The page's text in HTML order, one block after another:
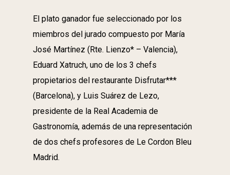
El plato ganador fue seleccionado por los
miembros del jurado compuesto por María
José Martínez (Rte. Lienzo* – Valencia),
Eduard Xatruch, uno de los 3 chefs
propietarios del restaurante Disfrutar***
(Barcelona), y Luis Suárez de Lezo,
presidente de la Real Academia de
Gastronomía, además de una representación
de dos chefs profesores de Le Cordon Bleu
Madrid.